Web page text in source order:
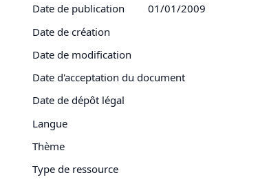
Date de publication
01/01/2009
Date de création
Date de modification
Date d'acceptation du document
Date de dépôt légal
Langue
Thème
Type de ressource